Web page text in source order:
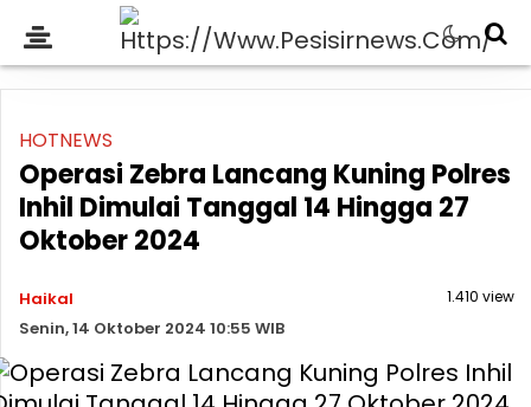
HOTNEWS
Operasi Zebra Lancang Kuning Polres
Inhil Dimulai Tanggal 14 Hingga 27
Oktober 2024
Haikal
Senin, 14 Oktober 2024 10:55 WIB
1.410 view